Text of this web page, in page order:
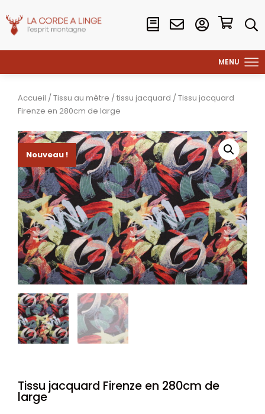
Accueil /Tissu au mètre /tissu jacquard / Tissu jacquard
Firenze en 280cm de large
Nouveau !
Tissu jacquard Firenze en 280cm de
large